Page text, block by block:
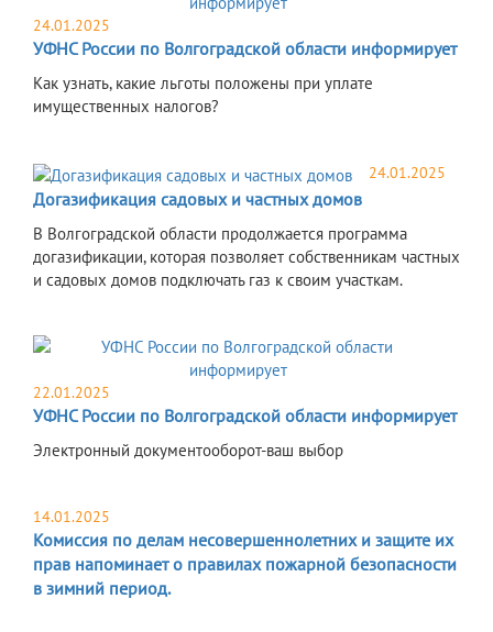
24.01.2025
УФНС России по Волгоградской области информирует
Как узнать, какие льготы положены при уплате
имущественных налогов?
24.01.2025
Догазификация садовых и частных домов
В Волгоградской области продолжается программа
догазификации, которая позволяет собственникам частных
и садовых домов подключать газ к своим участкам.
22.01.2025
УФНС России по Волгоградской области информирует
Электронный документооборот-ваш выбор
14.01.2025
Комиссия по делам несовершеннолетних и защите их
прав напоминает о правилах пожарной безопасности
в зимний период.